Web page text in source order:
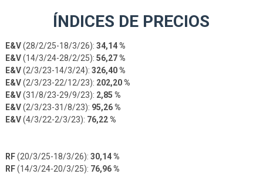
ÍNDICES DE PRECIOS
E&V(28/2/25-18/3/26): 34,14 %
E&V(14/3/24-28/2/25): 56,27 %
E&V(2/3/23-14/3/24): 326,40 %
E&V(2/3/23-22/12/23): 202,20 %
E&V(31/8/23-29/9/23): 2,85 %
E&V(2/3/23-31/8/23): 95,26 %
E&V(4/3/22-2/3/23): 76,22 %
RF(20/3/25-18/3/26): 30,14 %
RF(14/3/24-20/3/25): 76,96 %